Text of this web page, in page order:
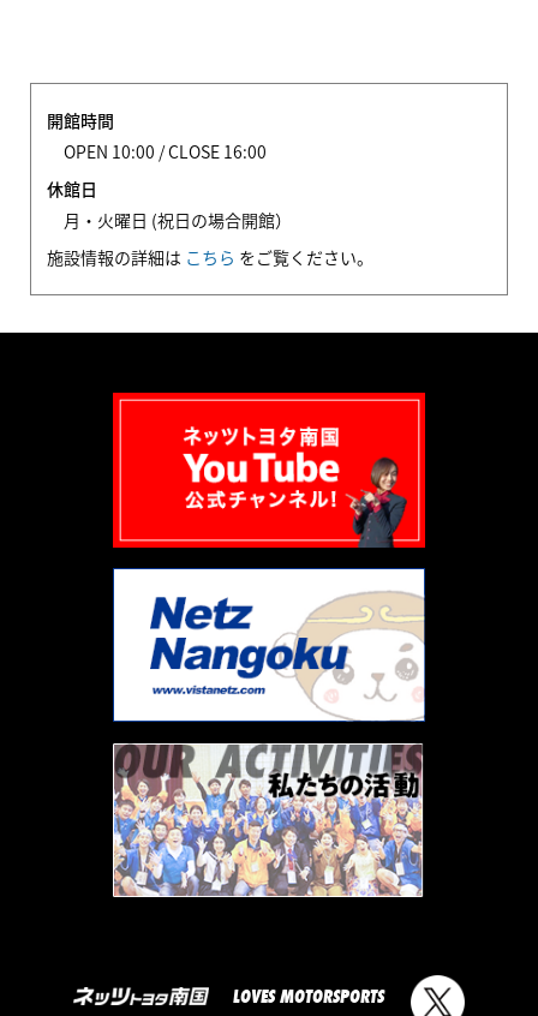
開館時間
OPEN 10:00 / CLOSE 16:00
休館日
月・火曜日 (祝日の場合開館）
施設情報の詳細は こちら をご覧ください。
LOVES MOTORSPORTS